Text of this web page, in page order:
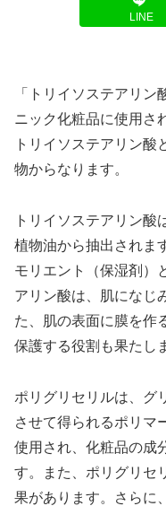
LINE
「トリイソステアリ
ニック化粧品に使用さ
トリイソステアリン酸
物からなります。
トリイソステアリン酸
植物油から抽出されま
モリエント（保湿剤）
アリン酸は、肌になじ
た、肌の表面に膜を作
保護する役割も果たし
ポリグリセリルは、グ
させて得られるポリマ
使用され、化粧品の成
す。また、ポリグリセ
果があります。さらに